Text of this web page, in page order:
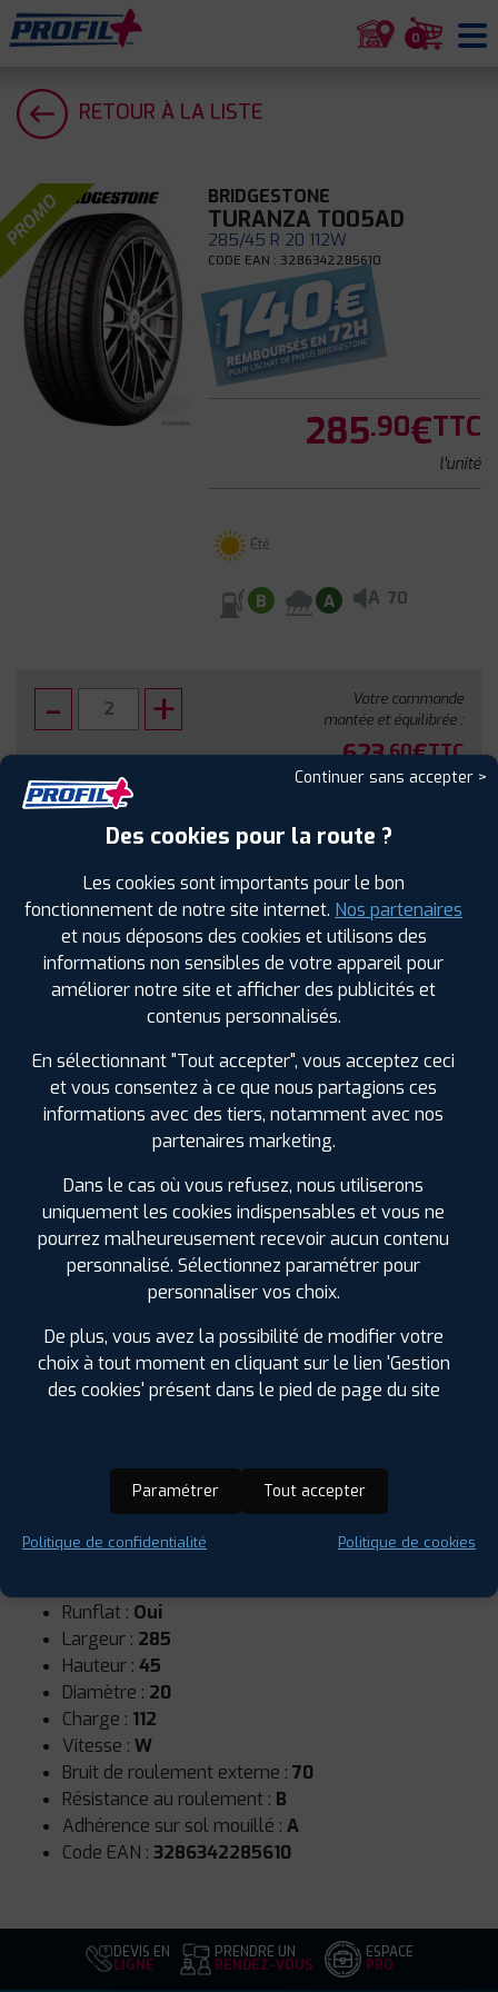
0
RETOUR À LA LISTE
PROMO BRIDGESTONE
TURANZA T005AD
285/45 R 20 112W
CODE EAN : 3286342285610
285.90€TTC
l'unité
Été
B A A 70
Votre commande
montée et équilibrée :
623.60€TTC
SPÉCIFICATIONS AVIS CLIENTS ÉTIQUETAGE
Étiquetage
Runflat : Oui
Largeur : 285
Hauteur : 45
Diamètre : 20
Charge : 112
Vitesse : W
Bruit de roulement externe : 70
Résistance au roulement : B
Adhérence sur sol mouillé : A
Code EAN : 3286342285610
DEVIS EN
LIGNE
PRENDRE UN
RENDEZ-VOUS
ESPACE
PRO
Continuer sans accepter >
Des cookies pour la route ?
Les cookies sont importants pour le bon
fonctionnement de notre site internet. Nos partenaires
et nous déposons des cookies et utilisons des
informations non sensibles de votre appareil pour
améliorer notre site et afficher des publicités et
contenus personnalisés.
En sélectionnant "Tout accepter", vous acceptez ceci
et vous consentez à ce que nous partagions ces
informations avec des tiers, notamment avec nos
partenaires marketing.
Dans le cas où vous refusez, nous utiliserons
uniquement les cookies indispensables et vous ne
pourrez malheureusement recevoir aucun contenu
personnalisé. Sélectionnez paramétrer pour
personnaliser vos choix.
De plus, vous avez la possibilité de modifier votre
choix à tout moment en cliquant sur le lien 'Gestion
des cookies' présent dans le pied de page du site
Paramétrer Tout accepter
Politique de confidentialité Politique de cookies